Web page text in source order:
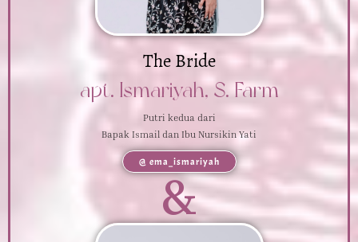
The Bride
apt. Ismariyah, S. Farm
Putri kedua dari
Bapak Ismail dan Ibu Nursikin Yati
@ ema_ismariyah
&